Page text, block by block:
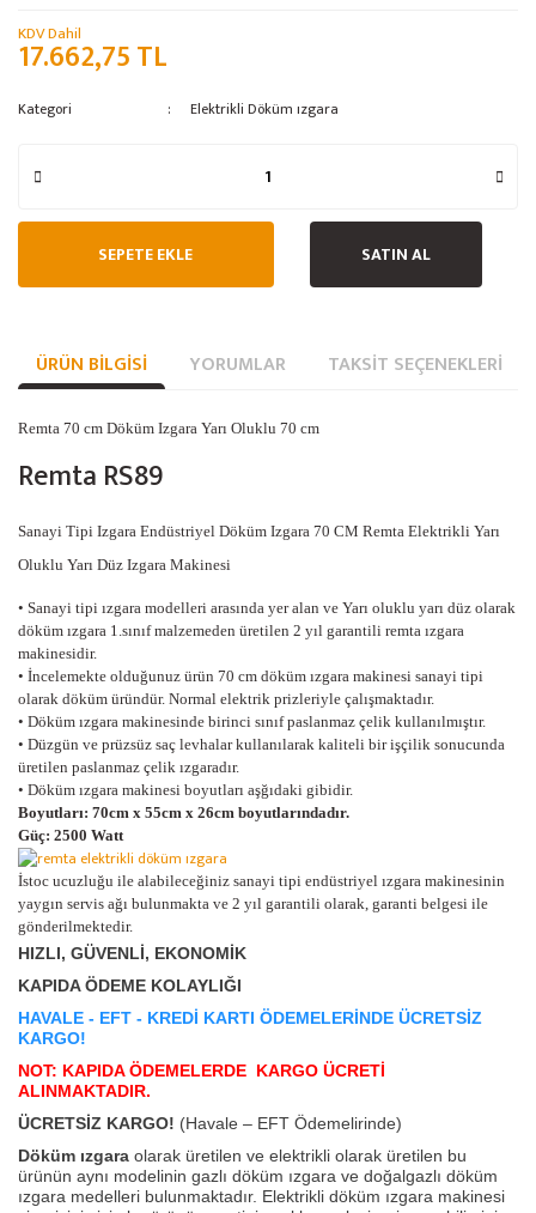
KDV Dahil
17.662,75 TL
Kategori Elektrikli Döküm ızgara
SEPETE EKLE SATIN AL
ÜRÜN BILGISI YORUMLAR TAKSIT SEÇENEKLERI
Remta 70 cm Döküm Izgara Yarı Oluklu 70 cm
Remta RS89
Sanayi Tipi Izgara Endüstriyel Döküm Izgara 70 CM Remta Elektrikli Yarı
Oluklu Yarı Düz Izgara Makinesi
• Sanayi tipi ızgara modelleri arasında yer alan ve Yarı oluklu yarı düz olarak
döküm ızgara 1.sınıf malzemeden üretilen 2 yıl garantili remta ızgara
makinesidir.
• İncelemekte olduğunuz ürün 70 cm döküm ızgara makinesi sanayi tipi
olarak döküm üründür. Normal elektrik prizleriyle çalışmaktadır.
• Döküm ızgara makinesinde birinci sınıf paslanmaz çelik kullanılmıştır.
• Düzgün ve prüzsüz saç levhalar kullanılarak kaliteli bir işçilik sonucunda
üretilen paslanmaz çelik ızgaradır.
• Döküm ızgara makinesi boyutları aşğıdaki gibidir.
Boyutları: 70cm x 55cm x 26cm boyutlarındadır.
Güç: 2500 Watt
İstoc ucuzluğu ile alabileceğiniz sanayi tipi endüstriyel ızgara makinesinin
yaygın servis ağı bulunmakta ve 2 yıl garantili olarak, garanti belgesi ile
gönderilmektedir.
HIZLI, GÜVENLİ, EKONOMİK
KAPIDA ÖDEME KOLAYLIĞI
HAVALE - EFT - KREDİ KARTI ÖDEMELERİNDE ÜCRETSİZ
KARGO!
NOT: KAPIDA ÖDEMELERDE KARGO ÜCRETİ
ALINMAKTADIR.
ÜCRETSİZ KARGO! (Havale – EFT Ödemelirinde)
Döküm ızgara olarak üretilen ve elektrikli olarak üretilen bu
ürünün aynı modelinin gazlı döküm ızgara ve doğalgazlı döküm
ızgara medelleri bulunmaktadır. Elektrikli döküm ızgara makinesi